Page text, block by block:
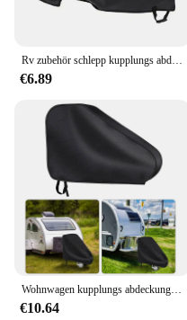
€6.89
€10.64